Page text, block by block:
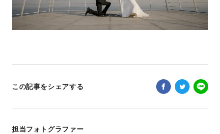
この記事をシェアする
担当フォトグラファー